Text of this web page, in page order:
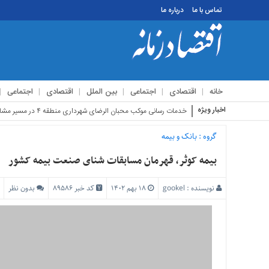
تماس با ما درباره ما
خانه اقتصادی اجتماعی بین الملل اقتصادی اجتماعی
تماس
ما
درباره
اخبار ویژه استقبال زائری
گروه :بانک و بیمه
بیمه کوثر، قهرمان مسابقات شنای صنعت بیمه کشور
نویسنده : gookel کد خبر 89586 بدون نظر